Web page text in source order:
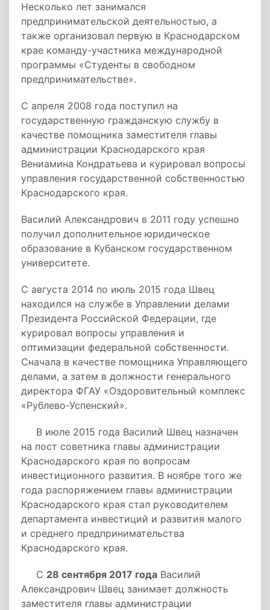
Несколько лет занимался
предпринимательской деятельностью, а
также организовал первую в Краснодарском
крае команду-участника международной
программы «Студенты в свободном
предпринимательстве».
С апреля 2008 года поступил на
государственную гражданскую службу в
качестве помощника заместителя главы
администрации Краснодарского края
Вениамина Кондратьева и курировал вопросы
управления государственной собственностью
Краснодарского края.
Василий Александрович в 2011 году успешно
получил дополнительное юридическое
образование в Кубанском государственном
университете.
С августа 2014 по июль 2015 года Швец
находился на службе в Управлении делами
Президента Российской Федерации, где
курировал вопросы управления и
оптимизации федеральной собственности.
Сначала в качестве помощника Управляющего
делами, а затем в должности генерального
директора ФГАУ «Оздоровительный комплекс
«Рублево-Успенский».
В июле 2015 года Василий Швец назначен
на пост советника главы администрации
Краснодарского края по вопросам
инвестиционного развития. В ноябре того же
года распоряжением главы администрации
Краснодарского края стал руководителем
департамента инвестиций и развития малого
и среднего предпринимательства
Краснодарского края.
С 28 сентября 2017 года Василий
Александрович Швец занимает должность
заместителя главы администрации